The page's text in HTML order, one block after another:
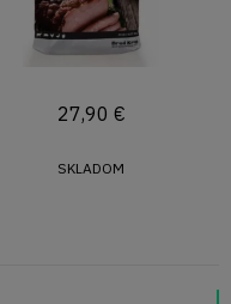
27,90 €
SKLADOM